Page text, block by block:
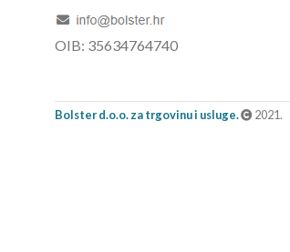
OIB: 35634764740
Bolster d.o.o. za trgovinu i usluge. 2021.